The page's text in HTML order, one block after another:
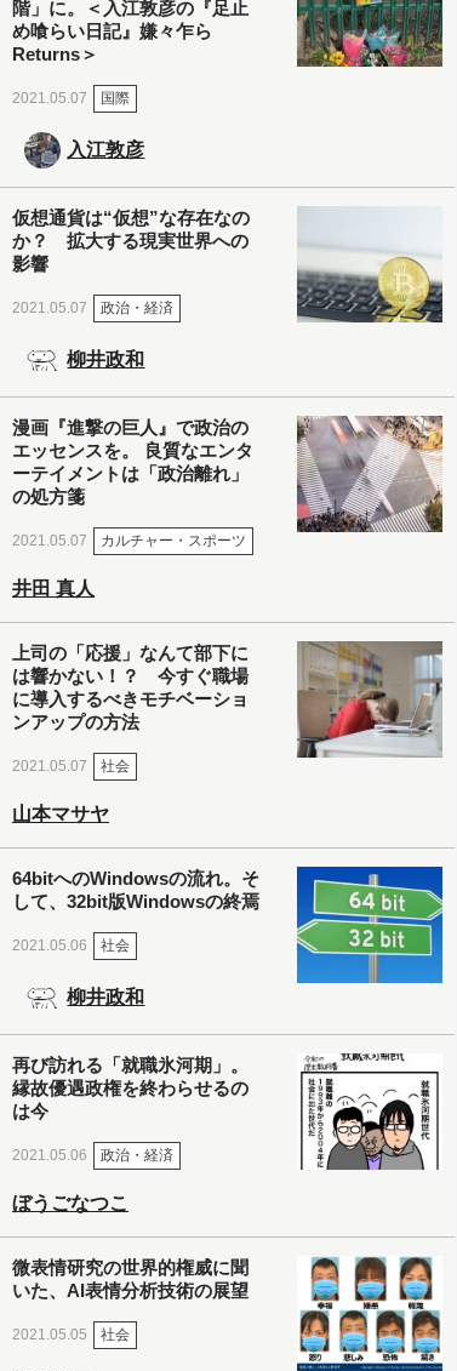
階」に。＜入江敦彦の『足止
め喰らい日記』嫌々乍ら
Returns＞
2021.05.07 国際
入江敦彦
仮想通貨は“仮想”な存在なの
か？ 拡大する現実世界への
影響
2021.05.07 政治・経済
柳井政和
漫画『進撃の巨人』で政治の
エッセンスを。 良質なエンタ
ーテイメントは「政治離れ」
の処方箋
2021.05.07 カルチャー・スポーツ
井田 真人
上司の「応援」なんて部下に
は響かない！？ 今すぐ職場
に導入するべきモチベーショ
ンアップの方法
2021.05.07 社会
山本マサヤ
64bitへのWindowsの流れ。そ
して、32bit版Windowsの終焉
2021.05.06 社会
柳井政和
再び訪れる「就職氷河期」。
縁故優遇政権を終わらせるの
は今
2021.05.06 政治・経済
ぼうごなつこ
微表情研究の世界的権威に聞
いた、AI表情分析技術の展望
2021.05.05 社会